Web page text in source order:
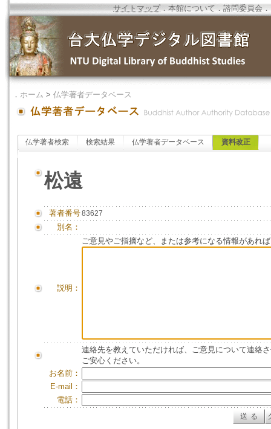
サイトマップ．本館について ．諮問委員会 ．
． ホーム > 仏学著者データベース
仏学著者検索 検索結果 仏学著者データベース 資料改正
松遠
著者番号83627
別名：
説明：
ご意見やご指摘など、または参考になる情報があれ
連絡先を教えていただければ、ご意見について連絡
ご安心ください。
お名前：
E-mail：
電話：